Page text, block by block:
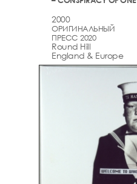
2000
ОРИГИНАЛЬНЫЙ
ПРЕСС 2020
Round Hill
England & Europe